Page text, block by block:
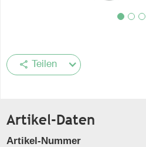
share Teilen
Artikel-Daten
Artikel-Nummer